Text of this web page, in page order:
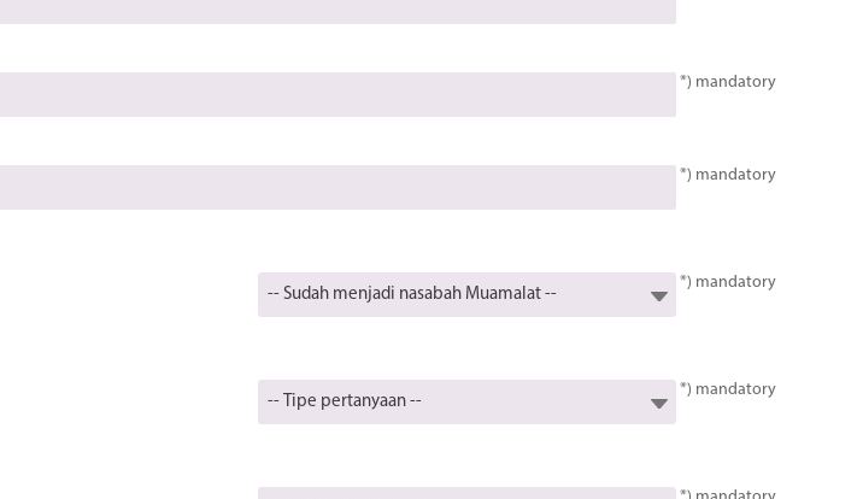
*) mandatory
*) mandatory
*) mandatory
*) mandatory